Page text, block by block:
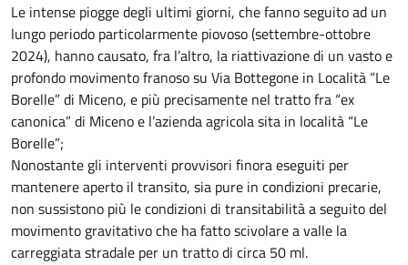
Le intense piogge degli ultimi giorni, che fanno seguito ad un
lungo periodo particolarmente piovoso (settembre-ottobre
2024), hanno causato, fra l’altro, la riattivazione di un vasto e
profondo movimento franoso su Via Bottegone in Località “Le
Borelle” di Miceno, e più precisamente nel tratto fra “ex
canonica” di Miceno e l’azienda agricola sita in località “Le
Borelle”;
Nonostante gli interventi provvisori finora eseguiti per
mantenere aperto il transito, sia pure in condizioni precarie,
non sussistono più le condizioni di transitabilità a seguito del
movimento gravitativo che ha fatto scivolare a valle la
carreggiata stradale per un tratto di circa 50 ml.